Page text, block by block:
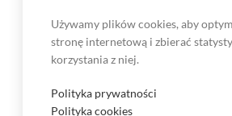
INFORMACJE
Używamy plików cookies, aby
stronę internetową i zbierać
korzystania z niej.
Polityka prywatności
Polityka cookies